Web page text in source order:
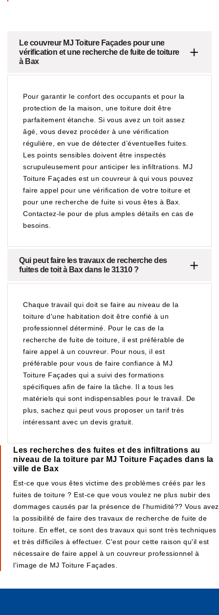
Le couvreur MJ Toiture Façades pour une
vérification et une recherche de fuite de toiture
à Bax
Pour garantir le confort des occupants et pour la
protection de la maison, une toiture doit être
parfaitement étanche. Si vous avez un toit assez
âgé, vous devez procéder à une vérification
régulière, en vue de détecter d’éventuelles fuites.
Les points sensibles doivent être inspectés
scrupuleusement pour anticiper les infiltrations. MJ
Toiture Façades est un couvreur à qui vous pouvez
faire appel pour une vérification de votre toiture et
pour une recherche de fuite si vous êtes à Bax.
Contactez-le pour de plus amples détails en cas de
besoins.
Qui peut faire les travaux de recherche des
fuites de toit à Bax dans le 31310 ?
Chaque travail qui doit se faire au niveau de la
toiture d'une habitation doit être confié à un
professionnel déterminé. Pour le cas de la
recherche de fuite de toiture, il est préférable de
faire appel à un couvreur. Pour nous, il est
préférable pour vous de faire confiance à MJ
Toiture Façades qui a suivi des formations
spécifiques afin de faire la tâche. Il a tous les
matériels qui sont indispensables pour le travail. De
plus, sachez qui peut vous proposer un tarif très
intéressant avec un devis gratuit.
Les recherches des fuites et des infiltrations au
niveau de la toiture par MJ Toiture Façades dans la
ville de Bax
Est-ce que vous êtes victime des problèmes créés par les
fuites de toiture ? Est-ce que vous voulez ne plus subir des
dommages causés par la présence de l'humidité?? Vous avez
la possibilité de faire des travaux de recherche de fuite de
toiture. En effet, ce sont des travaux qui sont très techniques
et très difficiles à effectuer. C'est pour cette raison qu'il est
nécessaire de faire appel à un couvreur professionnel à
l'image de MJ Toiture Façades.